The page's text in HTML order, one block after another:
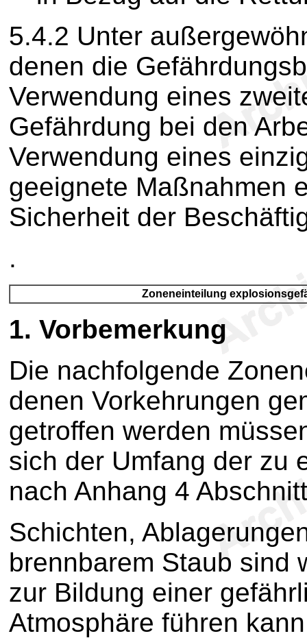
5.4.2 Unter
denen die
Verwendung eines
Gefährdung bei den
Verwendung eines
geeignete Maßnahmen
Sicherheit der
.
Zoneneinteilung
1. Vorbemerkung
Die nachfolgende
denen Vorkehrungen
getroffen werden
sich der Umfang der zu
nach Anhang 4
Schichten,
brennbarem Staub sind
zur Bildung einer
Atmosphäre führen